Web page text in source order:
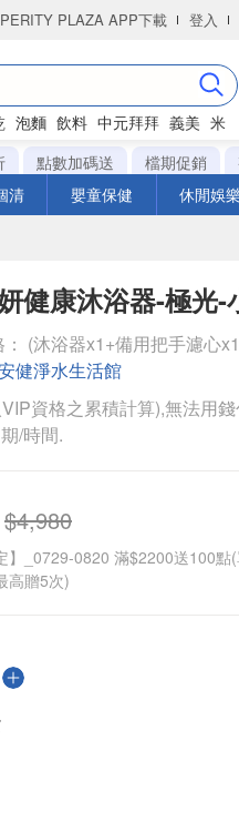
PLAZA APP下載 登入
泡麵 飲料 中元拜拜 義美 米
點數加碼送 檔期促銷
清 嬰童保健 休閒娛樂
健康沐浴器-極光-
(沐浴器x1+備用把手濾心
健淨水生活館
資格之累積計算),無法用
/時間.
$4,980
】_0729-0820 滿$2200送100點
高贈5次)